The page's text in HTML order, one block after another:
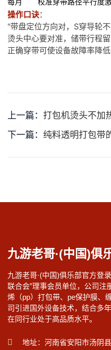
每月
校准穿带路径平行度
操作口诀：
"带盘定位方向对，S穿导轮不
烫头中心要对准，储带行程
正确穿带可使设备故障率降
上一篇： 打包机烫头不加
下一篇： 纯料透明打包带
九游老哥·(中国)俱
九游老哥·(中国)俱乐部官方登
联合会”理事会员单位，公司注
烯（pp）打包带、pe保护膜、
司引进国外设备技术，结合多
在同行业处于高品质水平。
地址：河南省安阳市汤阴